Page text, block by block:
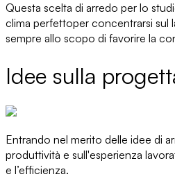
Questa scelta di arredo per lo
clima perfettoper concentrarsi sul
sempre allo scopo di favorire la
Idee sulla
Entrando nel merito delle idee di
produttività e sull'esperienza
e l’efficienza.